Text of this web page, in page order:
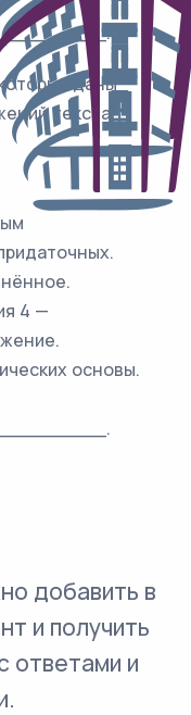
даны
текста.
4 —
основы.
добавить в
и получить
ответами и